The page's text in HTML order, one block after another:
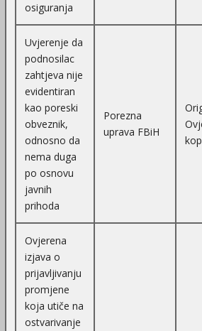
osiguranja
Uvjerenje da
podnosilac
zahtjeva nije
evidentiran
kao poreski
obveznik,
odnosno da
nema duga
po osnovu
javnih
prihoda
Porezna
uprava FBiH
Ovjerena
izjava o
prijavljivanju
promjene
koja utiče na
ostvarivanje